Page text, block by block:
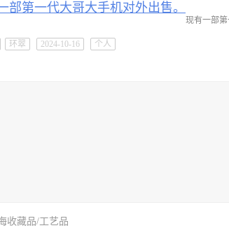
部第一代大哥大手机对外出售。
现有一部第
环翠 2024-10-16 个人
收藏品/工艺品